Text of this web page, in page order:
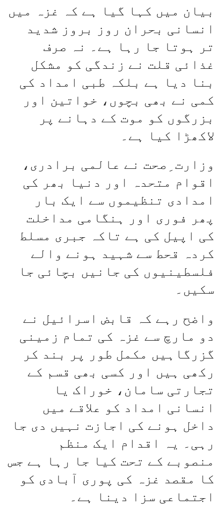
بیان میں کہا گیا ہے کہ غزہ میں
انسانی بحران روز بروز شدید
تر ہوتا جا رہا ہے۔ نہ صرف
غذائی قلت نے زندگی کو مشکل
بنا دیا ہے بلکہ طبی امداد کی
کمی نے بھی بچوں، خواتین اور
بزرگوں کو موت کے دہانے پر
لاکھڑا کیا ہے۔
وزارت ِصحت نے عالمی برادری،
اقوام متحدہ اور دنیا بھر کی
امدادی تنظیموں سے ایک بار
پھر فوری اور ہنگامی مداخلت
کی اپیل کی ہے تاکہ جبری مسلط
کردہ قحط سے شہید ہونے والے
فلسطینیوں کی جانیں بچائی جا
سکیں۔
واضح رہے کہ قابض اسرائیل نے
دو مارچ سے غزہ کی تمام زمینی
گزرگاہیں مکمل طور پر بند کر
رکھی ہیں اور کسی بھی قسم کے
تجارتی سامان، خوراک یا
انسانی امداد کو علاقے میں
داخل ہونے کی اجازت نہیں دی جا
رہی۔ یہ اقدام ایک منظم
منصوبے کے تحت کیا جا رہا ہے جس
کا مقصد غزہ کی پوری آبادی کو
اجتماعی سزا دینا ہے۔